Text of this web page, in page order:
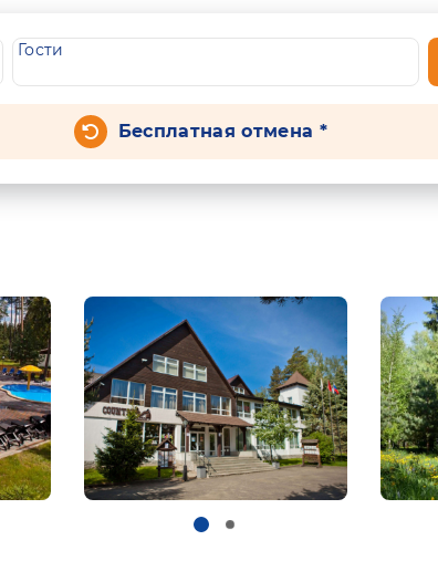
Гости
Бесплатная отмена *